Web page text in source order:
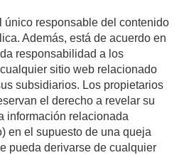
único responsable del contenido
Además, está de acuerdo en
responsabilidad a los
sitio web relacionado
subsidiarios. Los propietarios
el derecho a revelar su
información relacionada
en el supuesto de una queja
pueda derivarse de cualquier